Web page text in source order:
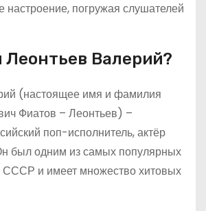
настроение, погружая слушателей
Леонтьев Валерий?
(настоящее имя и фамилия
Фиатов – Леонтьев) –
поп-исполнитель, актёр
был одним из самых популярных
СССР и имеет множество хитовых